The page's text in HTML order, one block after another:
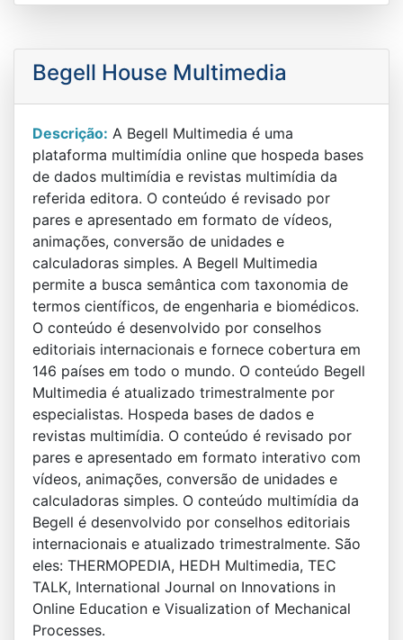
Begell House Multimedia
Descrição: A Begell Multimedia é uma
plataforma multimídia online que hospeda bases
de dados multimídia e revistas multimídia da
referida editora. O conteúdo é revisado por
pares e apresentado em formato de vídeos,
animações, conversão de unidades e
calculadoras simples. A Begell Multimedia
permite a busca semântica com taxonomia de
termos científicos, de engenharia e biomédicos.
O conteúdo é desenvolvido por conselhos
editoriais internacionais e fornece cobertura em
146 países em todo o mundo. O conteúdo Begell
Multimedia é atualizado trimestralmente por
especialistas. Hospeda bases de dados e
revistas multimídia. O conteúdo é revisado por
pares e apresentado em formato interativo com
vídeos, animações, conversão de unidades e
calculadoras simples. O conteúdo multimídia da
Begell é desenvolvido por conselhos editoriais
internacionais e atualizado trimestralmente. São
eles: THERMOPEDIA, HEDH Multimedia, TEC
TALK, International Journal on Innovations in
Online Education e Visualization of Mechanical
Processes.